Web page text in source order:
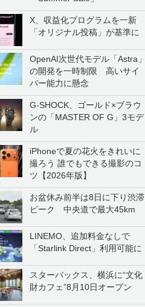
X、収益化プログラムを一新
「オリジナル投稿」が基準に
OpenAI次世代モデル「Astra」
の開発を一時制限 高いサイ
バー能力に懸念
G-SHOCK、ゴールド×ブラウ
ンの「MASTER OF G」3モデ
ル
iPhoneで夏の花火をきれいに
撮ろう 誰でもできる撮影のコ
ツ【2026年版】
お盆休み前半は8日に下り渋滞
ピーク 中央道で最大45km
LINEMO、追加料金なしで
「Starlink Direct」利用可能に
スターバックス、横浜に“文化
財カフェ”8月10日オープン